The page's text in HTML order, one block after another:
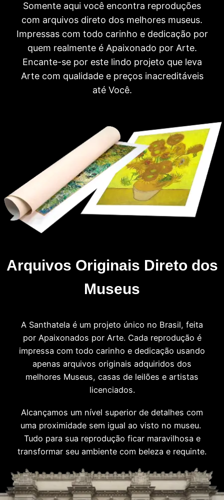
Somente aqui você encontra reproduções
com arquivos direto dos melhores museus.
Impressas com todo carinho e dedicação por
quem realmente é Apaixonado por Arte.
Encante-se por este lindo projeto que leva
Arte com qualidade e preços inacreditáveis
até Você.
Arquivos Originais Direto dos
Museus
A Santhatela é um projeto único no Brasil, feita
por Apaixonados por Arte. Cada reprodução é
impressa com todo carinho e dedicação usando
apenas arquivos originais adquiridos dos
melhores Museus, casas de leilões e artistas
licenciados.
Alcançamos um nível superior de detalhes com
uma proximidade sem igual ao visto no museu.
Tudo para sua reprodução ficar maravilhosa e
transformar seu ambiente com beleza e requinte.